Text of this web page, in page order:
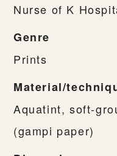
Nurse of K
Genre
Prints
Material/
Aquatint, soft-
(gampi paper)